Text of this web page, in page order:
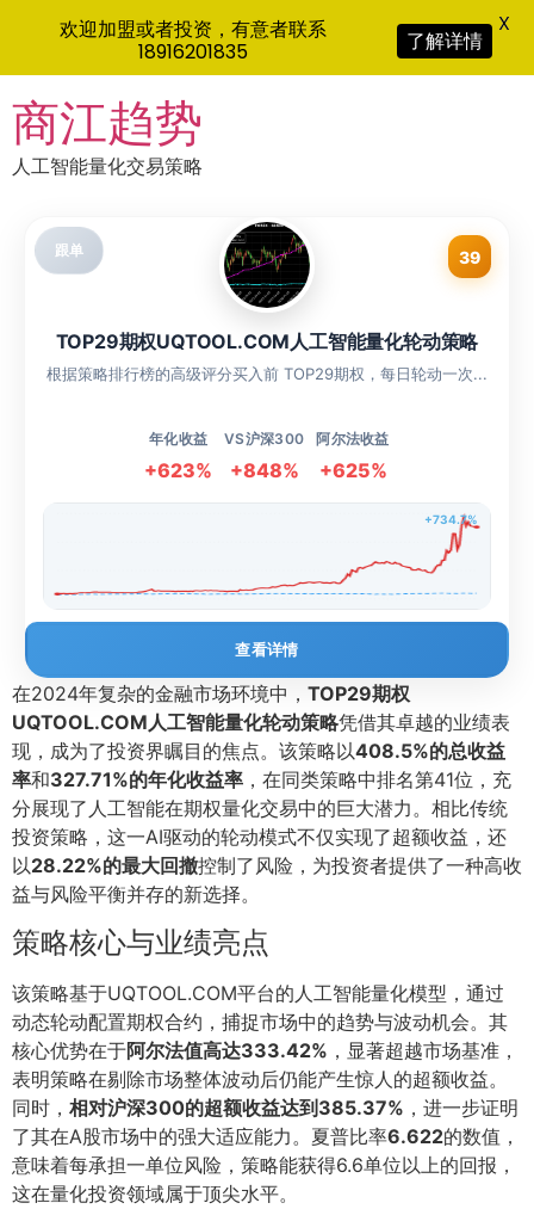
to
content
商江趋势
人工智能量化交易策略
跟单 39
TOP29期权UQTOOL.COM人工智能量化轮动策略
根据策略排行榜的高级评分买入前 TOP29期权，每日轮动一次...
年化收益
+623%
VS沪深300
+848%
阿尔法收益
+625%
+734.7%
查看详情
在2024年复杂的金融市场环境中， TOP29期权
UQTOOL.COM人工智能量化轮动策略凭借其卓越的业绩表
现，成为了投资界瞩目的焦点。该策略以408.5%的总收益
率和327.71%的年化收益率 ，在同类策略中排名第41位，充
分展现了人工智能在期权量化交易中的巨大潜力。相比传统
投资策略，这一AI驱动的轮动模式不仅实现了超额收益，还
以28.22%的最大回撤控制了风险，为投资者提供了一种高收
益与风险平衡并存的新选择。
策略核心与业绩亮点
该策略基于UQTOOL.COM平台的人工智能量化模型，通过
动态轮动配置期权合约，捕捉市场中的趋势与波动机会。其
核心优势在于阿尔法值高达333.42% ，显著超越市场基准，
表明策略在剔除市场整体波动后仍能产生惊人的超额收益。
同时， 相对沪深300的超额收益达到385.37% ，进一步证明
了其在A股市场中的强大适应能力。夏普比率6.622的数值，
意味着每承担一单位风险，策略能获得6.6单位以上的回报，
这在量化投资领域属于顶尖水平。
欢迎加盟或者投资，有意者联系
18916201835
了解详情
X